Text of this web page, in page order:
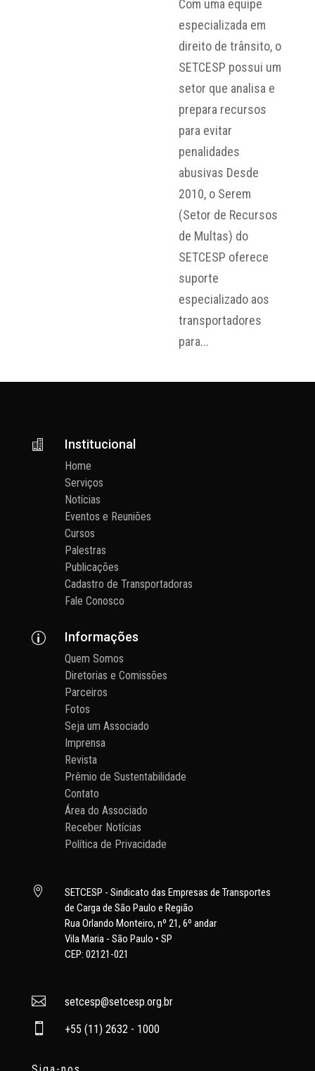
Com uma equipe
especializada em
direito de trânsito, o
SETCESP possui um
setor que analisa e
prepara recursos
para evitar
penalidades
abusivas Desde
2010, o Serem
(Setor de Recursos
de Multas) do
SETCESP oferece
suporte
especializado aos
transportadores
para...
 Institucional
Home
Serviços
Notícias
Eventos e Reuniões
Cursos
Palestras
Publicações
Cadastro de Transportadoras
Fale Conosco
p Informações
Quem Somos
Diretorias e Comissões
Parceiros
Fotos
Seja um Associado
Imprensa
Revista
Prêmio de Sustentabilidade
Contato
Área do Associado
Receber Notícias
Política de Privacidade

SETCESP - Sindicato das Empresas de Transportes
de Carga de São Paulo e Região
Rua Orlando Monteiro, nº 21, 6º andar
Vila Maria - São Paulo • SP
CEP: 02121-021
 setcesp@setcesp.org.br
 +55 (11) 2632 - 1000